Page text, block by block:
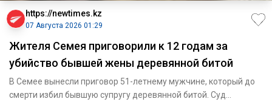
https://newtimes.kz
07 Августа 2026 01:29
Жителя Семея приговорили к 12 годам за
убийство бывшей жены деревянной битой
В Семее вынесли приговор 51-летнему мужчине, который до
смерти избил бывшую супругу деревянной битой. Суд